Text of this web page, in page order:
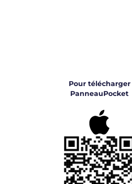
Pour télécharger
PanneauPocket